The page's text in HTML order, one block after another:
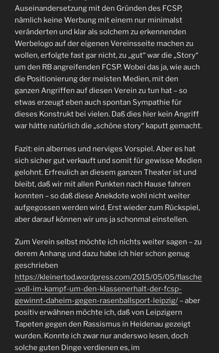
Auseinandersetzung mit den Gründen des FCSP,
nämlich keine Werbung mit einem nur minimalst
veränderten und klar als solchem zu erkennenden
Werbelogo auf der eigenen Vereinsseite machen zu
wollen, erfolgte fast gar nicht, zu „gut“ war die „Story“
um den RB angreifenden FCSP. Wobei das ja, wie auch
die Positionierung der meisten Medien, mit den
ganzen Angriffen auf diesen Verein zu tun hat – so
etwas erzeugt eben auch spontan Sympathie für
dieses Konstrukt bei vielen. Daß dies hier kein Angriff
war hätte natürlich die „schöne story“ kaputt gemacht.
Fazit: ein albernes und nerviges Vorspiel. Aber es hat
sich sicher gut verkauft und somit für gewisse Medien
gelohnt. Erfreulich an diesem ganzen Theater ist und
bleibt, daß wir mit allen Punkten nach Hause fahren
konnten – so daß diese Anekdote wohl nicht weiter
aufgegossen werden wird. Erst wieder zum Rückspiel,
aber darauf können wir uns ja schonmal einstellen.
Zum Verein selbst möchte ich nichts weiter sagen – zu
derem Anhang und dazu habe ich hier schon genug
geschrieben
https://kleinertod.wordpress.com/2015/05/05/flasche
-voll-im-kampf-um-den-klassenerhalt-der-fcsp-
gewinnt-daheim-gegen-rasenballsport-leipzig/ – aber
positiv erwähnen möchte ich, daß von Leipzigern
Tapeten gegen den Rassismus in Heidenau gezeigt
wurden. Konnte ich zwar nur anderswo lesen, doch
solche guten Dinge verdienen es, im